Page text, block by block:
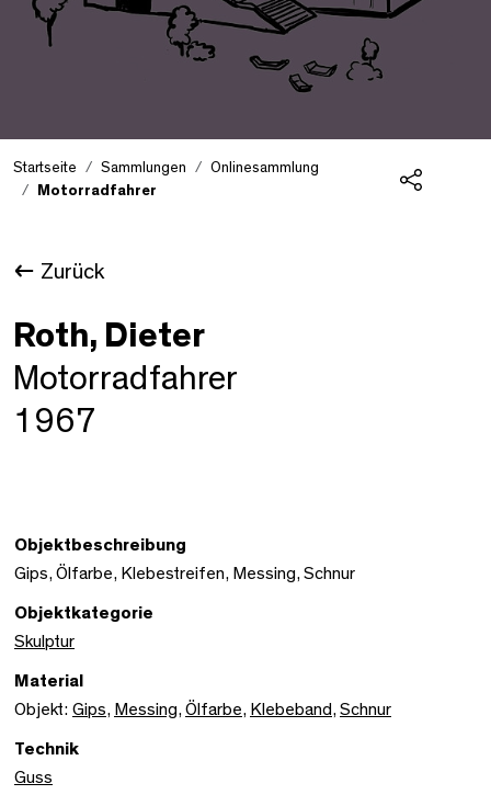
Startseite Sammlungen
Onlinesammlung
Motorradfahrer
Zurück
Roth, Dieter
Motorradfahrer
1967
Objektbeschreibung
Gips, Ölfarbe, Klebestreifen, Messing, Schnur
Objektkategorie
Skulptur
Material
Objekt: Gips, Messing, Ölfarbe, Klebeband, Schnur
Technik
Guss